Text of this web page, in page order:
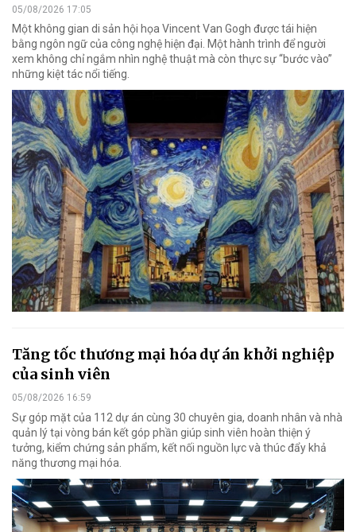
05/08/2026 17:05
Một không gian di sản hội họa Vincent Van Gogh được tái hiện
bằng ngôn ngữ của công nghệ hiện đại. Một hành trình để người
xem không chỉ ngắm nhìn nghệ thuật mà còn thực sự “bước vào”
những kiệt tác nổi tiếng.
Tăng tốc thương mại hóa dự án khởi nghiệp
của sinh viên
05/08/2026 16:59
Sự góp mặt của 112 dự án cùng 30 chuyên gia, doanh nhân và nhà
quản lý tại vòng bán kết góp phần giúp sinh viên hoàn thiện ý
tưởng, kiểm chứng sản phẩm, kết nối nguồn lực và thúc đẩy khả
năng thương mại hóa.